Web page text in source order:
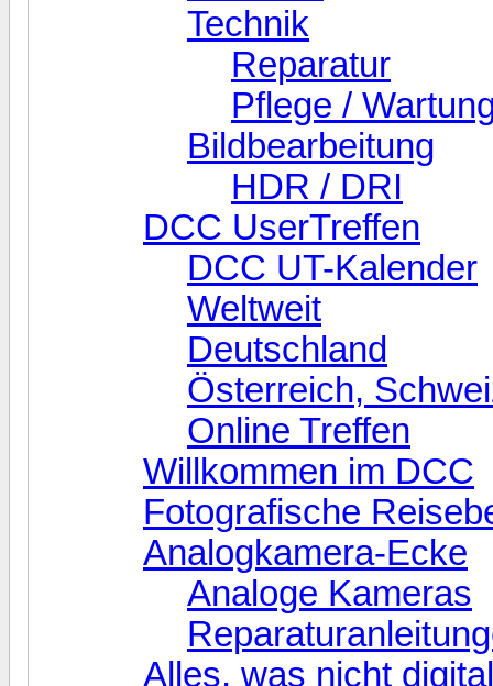
Technik
Reparatur
Pflege /
Bildbearbeitung
HDR / DRI
DCC UserTreffen
DCC UT-Kalender
Weltweit
Deutschland
Österreich,
Online Treffen
Willkommen im DCC
Fotografische
Analogkamera-Ecke
Analoge Kameras
Alles, was nicht